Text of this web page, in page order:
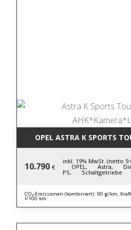
OPEL ASTRA K SPORTS
10.790 €
inkl. 19% MwSt. (netto
OPEL, Astra,
PS, Schaltgetriebe
CO₂-Emissionen (kombiniert): 90 g/km,
l/100 km